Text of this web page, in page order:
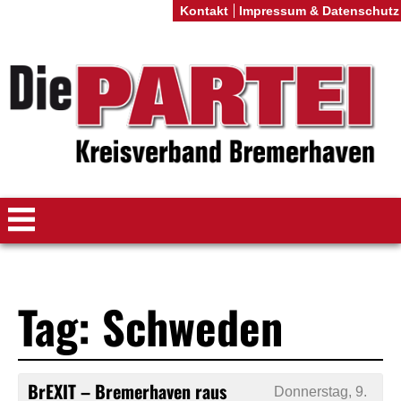
Tag: Schweden
BrEXIT – Bremerhaven raus
Donnerstag, 9.
Kontakt Impressum & Datenschutz